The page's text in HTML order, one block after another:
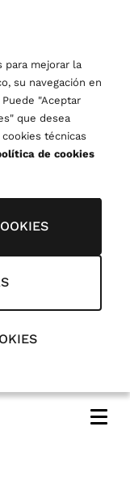
para mejorar la
su navegación en
"Aceptar
que desea
técnicas
de cookies